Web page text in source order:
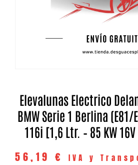
Elevalunas Electrico
BMW Serie 1 Berlina (E81/
116i [1,6 Ltr. – 85 KW
56,19 € IVA y